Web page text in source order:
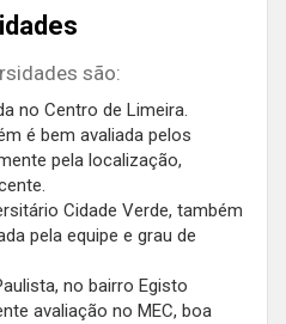
são:
no Centro de Limeira.
é bem avaliada pelos
pela localização,
Cidade Verde, também
pela equipe e grau de
no bairro Egisto
avaliação no MEC, boa